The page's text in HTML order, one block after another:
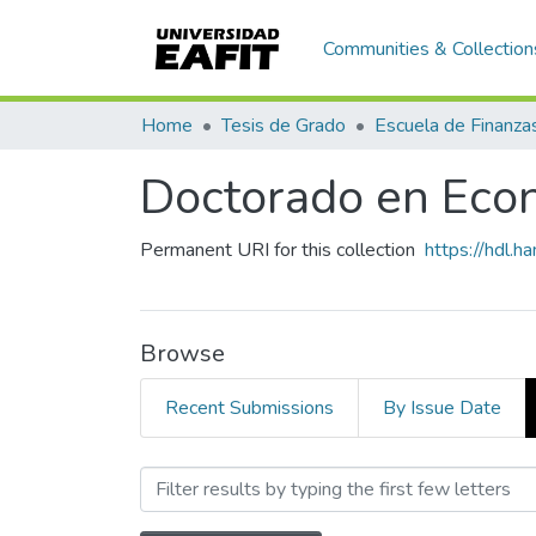
Communities &
Home Tesis de Grado
Doctorado en
Permanent URI for this collection https://
Browse
Recent Submissions By Issue Date
Browsing Doctorado en